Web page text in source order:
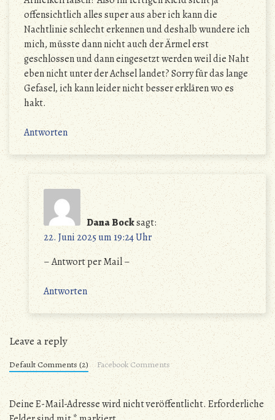
offensichtlich alles super aus aber ich kann die
Nachtlinie schlecht erkennen und deshalb wundere ich
mich, müsste dann nicht auch der Ärmel erst
geschlossen und dann eingesetzt werden weil die Naht
eben nicht unter der Achsel landet? Sorry für das lange
Gefasel, ich kann leider nicht besser erklären wo es
hakt.
Antworten
Dana Bocksagt:
22. Juni 2025 um 19:24 Uhr
– Antwort per Mail –
Antworten
Leave a reply
Default Comments (2) Facebook Comments
Deine E-Mail-Adresse wird nicht veröffentlicht.Erforderliche